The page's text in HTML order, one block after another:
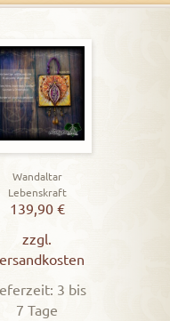
Wandaltar
Lebenskraft
139,90 €
zzgl.
3 bis
7 Tage